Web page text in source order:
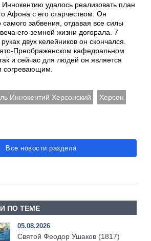
удалось реализовать план
Афона с его старчеством. Он
самого забвения, отдавая все силы
его земной жизни догорала. 7
двух келейников он скончался.
Преображенском кафедральном
и сейчас для людей он является
согревающим.
Иннокентий Херсонский Херсон
Все новости раздела
ПО ТЕМЕ
05.08.2026
Святой Феодор Ушаков (1817)